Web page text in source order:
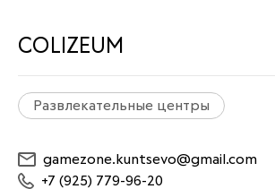
COLIZEUM
Развлекательные центры
gamezone.kuntsevo@gmail.com
+7 (925) 779-96-20